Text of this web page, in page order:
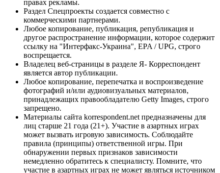
правах рекламы.
Раздел Спецпроекты создается совместно с
коммерческими партнерами.
Любое копирование, публикация, републикация и
другое распространение информации, которое содержит
ссылку на "Интерфакс-Украина", EPA / UPG, строго
воспрещается.
Владелец веб-страницы в разделе Я- Корреспондент
является автор публикации.
Любое копирование, перепечатка и воспроизведение
фотографий и/или аудиовизуальных материалов,
принадлежащих правообладателю Getty Images, строго
запрещено.
Материалы сайта korrespondent.net предназначены для
лиц старше 21 года (21+). Участие в азартных играх
может вызвать игровую зависимость. Соблюдайте
правила (принципы) ответственной игры. При
обнаружении первых признаков зависимости
немедленно обратитесь к специалисту. Помните, что
участие в азартных играх не может являться источником